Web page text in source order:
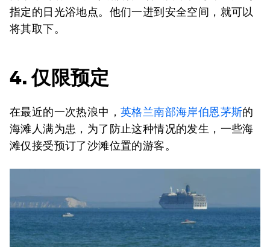
指定的日光浴地点。他们一进到安全空间，就可以
将其取下。
4. 仅限预定
在最近的一次热浪中， 英格兰南部海岸伯恩茅斯的
海滩人满为患，为了防止这种情况的发生，一些海
滩仅接受预订了沙滩位置的游客。